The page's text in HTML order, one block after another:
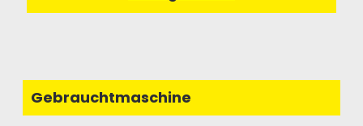
Gebrauchtmaschine